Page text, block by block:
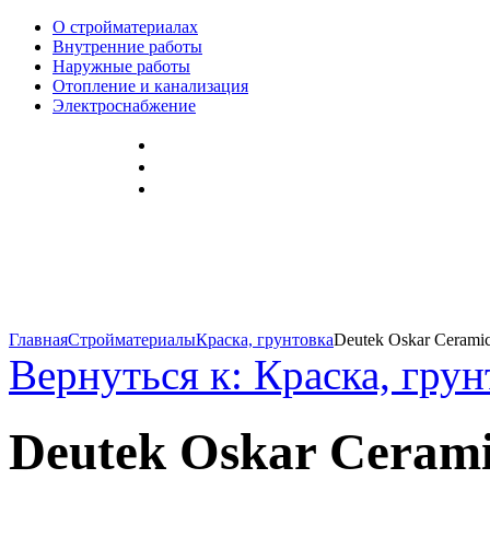
О стройматериалах
Внутренние работы
Наружные работы
Отопление и канализация
Электроснабжение
ГлавнаяСтройматериалыКраска, грунтовкаDeutek Oskar
Вернуться к: Краска,
Deutek Oskar